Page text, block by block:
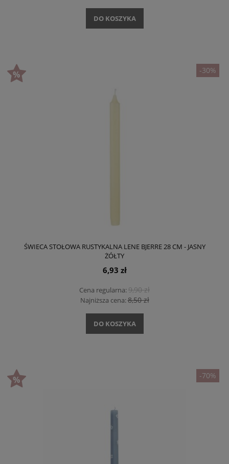
DO KOSZYKA
ŚWIECA STOŁOWA RUSTYKALNA LENE BJERRE 28 CM - JASNY
ŻÓŁTY
6,93 zł
Cena regularna:9,90 zł
Najniższa cena:8,50 zł
DO KOSZYKA
-30%
-70%